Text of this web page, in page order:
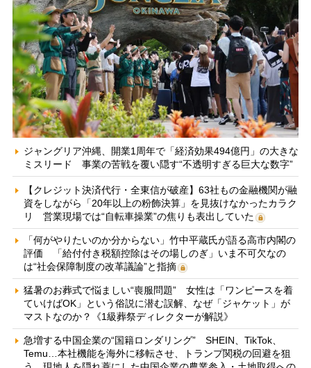
ジャングリア沖縄、開業1周年で「経済効果494億円」の大きな
ミスリード 事業の苦戦を覆い隠す“不透明すぎる巨大な数字”
【クレジット決済代行・全東信が破産】63社もの金融機関が融
資をしながら「20年以上の粉飾決算」を見抜けなかったカラク
リ 営業現場では“自転車操業”の焦りも表出していた
「何がやりたいのか分からない」竹中平蔵氏が語る高市内閣の
評価 「給付付き税額控除はその場しのぎ」いま不可欠なの
は“社会保障制度の改革議論”と指摘
猛暑のお葬式で悩ましい“喪服問題” 女性は「ワンピースを着
ていけばOK」という俗説に潜む誤解、なぜ「ジャケット」が
マストなのか？《1級葬祭ディレクターが解説》
急増する中国企業の“国籍ロンダリング” SHEIN、TikTok、
Temu…本社機能を海外に移転させ、トランプ関税の回避を狙